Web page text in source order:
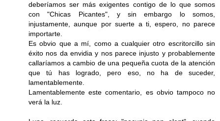
deberíamos ser más exigentes contigo de lo que somos
con "Chicas Picantes", y sin embargo lo somos,
injustamente, aunque por suerte a ti, espero, no parece
importarte.
Es obvio que a mí, como a cualquier otro escritorcillo sin
éxito nos da envidia y nos parece injusto y probablemente
callaríamos a cambio de una pequeña cuota de la atención
que tú has logrado, pero eso, no ha de suceder,
lamentablemente.
Lamentablemente este comentario, es obvio tampoco no
verá la luz.